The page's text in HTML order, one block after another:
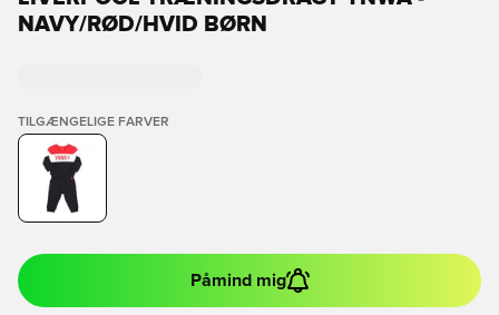
NAVY/RØD/HVID BØRN
TILGÆNGELIGE FARVER
Påmind mig